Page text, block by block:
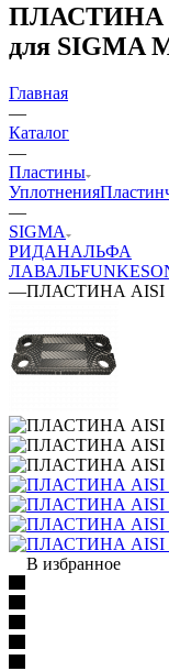
ПЛАСТИНА
для SIGMA
Главная
—
Каталог
—
Пластины
Уплотнения
—
SIGMA
РИДАНАЛЬФА
ЛАВАЛЬFUNKE
—ПЛАСТИНА AISI
В избранное